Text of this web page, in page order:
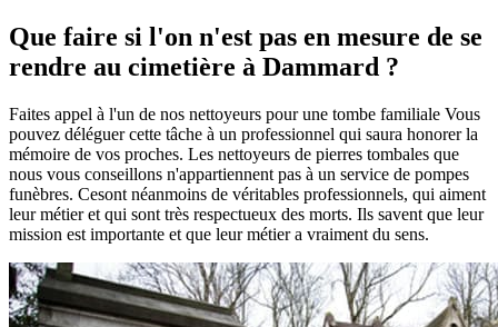
Que faire si l'on n'est pas en mesure de se
rendre au cimetière à Dammard ?
Faites appel à l'un de nos nettoyeurs pour une tombe familiale Vous
pouvez déléguer cette tâche à un professionnel qui saura honorer la
mémoire de vos proches. Les nettoyeurs de pierres tombales que
nous vous conseillons n'appartiennent pas à un service de pompes
funèbres. Cesont néanmoins de véritables professionnels, qui aiment
leur métier et qui sont très respectueux des morts. Ils savent que leur
mission est importante et que leur métier a vraiment du sens.